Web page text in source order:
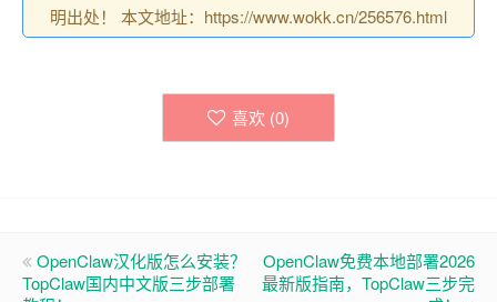
明出处！ 本文地址：https://www.wokk.cn/256576.html
喜欢 (0)
OpenClaw汉化版怎么安装？
TopClaw国内中文版三步部署
OpenClaw免费本地部署2026
最新版指南，TopClaw三步完